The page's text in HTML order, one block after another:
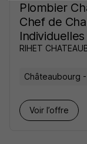
Plombier
Chef de
RIHET
Châteaubourg
Voir l’offre